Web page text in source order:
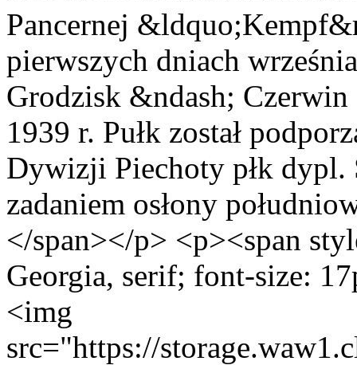
Pancernej
pierwszych dniach
Grodzisk &ndash;
1939 r. Pułk został
Dywizji Piechoty płk dypl.
zadaniem osłony
</span></p> <p><span
Georgia, serif; font-size:
<img
src="https://